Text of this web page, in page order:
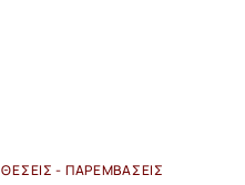
ΘΈΣΕΙΣ - ΠΑΡΕΜΒΆΣΕΙΣ